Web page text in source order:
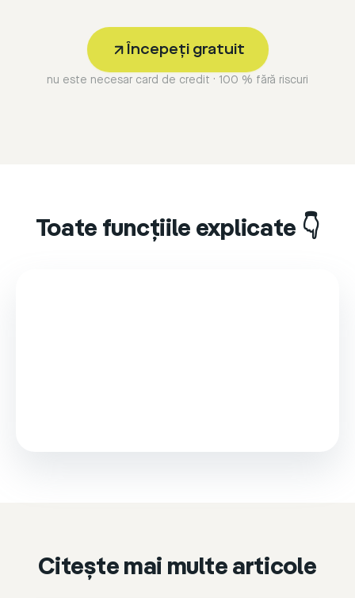
Începeți gratuit
nu este necesar card de credit · 100 % fără riscuri
Toate funcțiile explicate 👇
Citește mai multe articole